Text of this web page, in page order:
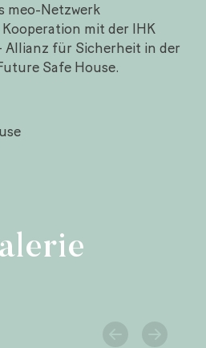
meo-Netzwerk
mit der IHK
Allianz für Sicherheit in der
Safe House.